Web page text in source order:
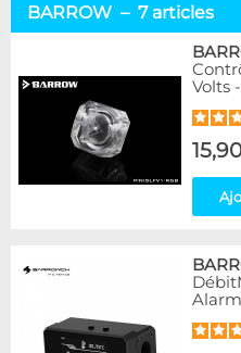
BARROW – 7 articles
Volts